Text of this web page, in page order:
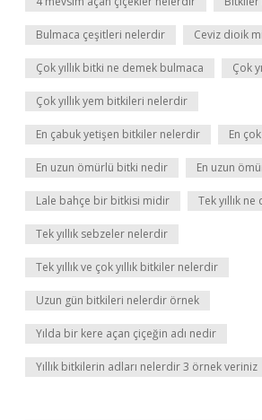
Bulmaca çeşitleri nelerdir Ceviz dioik mi
Çok yıllık bitki ne demek bulmaca Çok
Çok yıllık yem bitkileri nelerdir
En çabuk yetişen bitkiler nelerdir En
En uzun ömürlü bitki nedir En uzun
Lale bahçe bir bitkisi midir Tek yıllık
Tek yıllık sebzeler nelerdir
Tek yıllık ve çok yıllık bitkiler nelerdir
Uzun gün bitkileri nelerdir örnek
Yılda bir kere açan çiçeğin adı nedir
Yıllık bitkilerin adları nelerdir 3 örnek veriniz